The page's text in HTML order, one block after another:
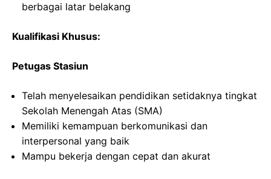
berbagai latar belakang
Kualifikasi Khusus:
Petugas Stasiun
Telah menyelesaikan pendidikan setidaknya tingkat
Sekolah Menengah Atas (SMA)
Memiliki kemampuan berkomunikasi dan
interpersonal yang baik
Mampu bekerja dengan cepat dan akurat